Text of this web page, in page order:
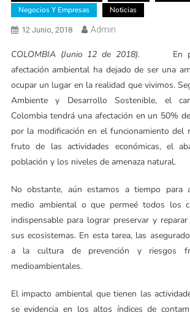
Negocios Y Empresas
Noticias
12 Junio, 2018 Admin
COLOMBIA (Junio 12 de 2018). En
afectación ambiental ha dejado de ser una
ocupar un lugar en la realidad que vivimos.
Ambiente y Desarrollo Sostenible, el
Colombia tendrá una afectación en un 50%
por la modificación en el funcionamiento del
fruto de las actividades económicas, el
población y los niveles de amenaza natural.
No obstante, aún estamos a tiempo para
medio ambiental o que permeé todos los
indispensable para lograr preservar y
sus ecosistemas. En esta tarea, las
a la cultura de prevención y riesgos
medioambientales.
El impacto ambiental que tienen las
se evidencia en los altos índices de